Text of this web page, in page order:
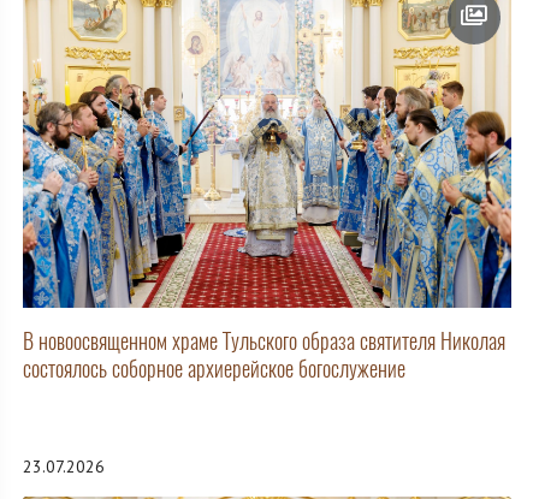
В новоосвященном храме Тульского образа святителя Николая
состоялось соборное архиерейское богослужение
23.07.2026